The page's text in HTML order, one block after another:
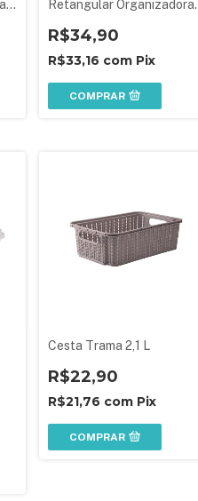
Retangular Organizadora
R$34,90
R$33,16 com Pix
COMPRAR
Cesta Trama 2,1 L
R$22,90
R$21,76 com Pix
COMPRAR